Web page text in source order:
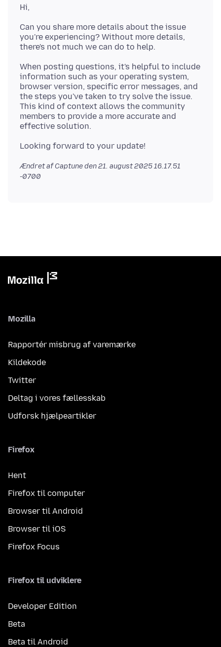
Can you share more details about the issue
you're experiencing? Without more details,
When posting questions, it's helpful to include
information such as your operating system,
browser version, specific error messages, and
the steps you've taken to try solve the issue.
This kind of context allows the community
members to provide a more accurate and
Ændret af Captune den21. august 2025 16.17.51
-0700
Mozilla
Rapportér misbrug af varemærke
Kildekode
Twitter
Deltag i vores fællesskab
Udforsk hjælpeartikler
Firefox
Hent
Firefox til computer
Browser til Android
Browser til iOS
Firefox Focus
Firefox til udviklere
Developer Edition
Beta
Beta til Android